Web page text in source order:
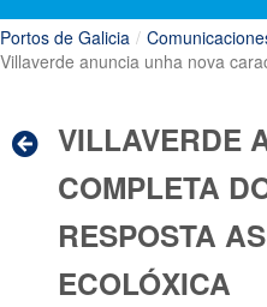
Portos de Galicia /
Villaverde anuncia unha nova
VILLAVERDE
COMPLETA
RESPOSTA
ECOLÓXICA